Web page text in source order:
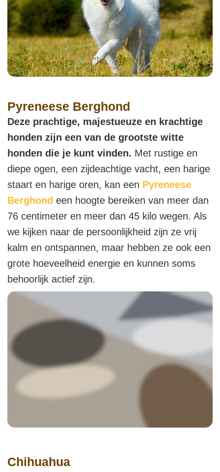
Pyreneese Berghond
Deze prachtige, majestueuze en krachtige
honden zijn een van de grootste witte
honden die je kunt vinden. Met rustige en
diepe ogen, een zijdeachtige vacht, een harige
staart en harige oren, kan een Pyreneese
Berghond een hoogte bereiken van meer dan
76 centimeter en meer dan 45 kilo wegen. Als
we kijken naar de persoonlijkheid zijn ze vrij
kalm en ontspannen, maar hebben ze ook een
grote hoeveelheid energie en kunnen soms
behoorlijk actief zijn.
Chihuahua